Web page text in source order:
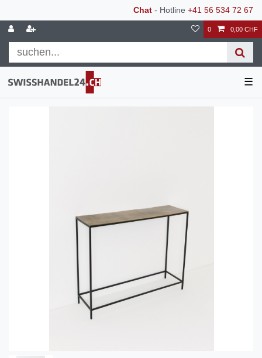
Chat - Hotline +41 56 534 72 67
0 0,00 CHF
☰